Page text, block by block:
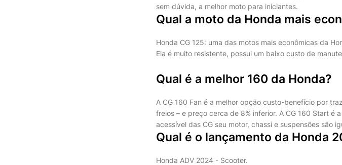
sem dúvida, a melhor moto para iniciantes.
Qual a moto da Honda mais
Honda CG 125: uma das motos mais econômicas da
Ela é muito resistente, possui um baixo custo de
Qual é a melhor 160 da Honda?
A CG 160 Fan é a melhor opção custo-benefício por
freios – e preço cerca de 8% inferior. A CG 160 Start é
acessível das CG seu motor, chassi e suspensões são
Qual é o lançamento da Honda
Honda ADV 2024 - Scooter.